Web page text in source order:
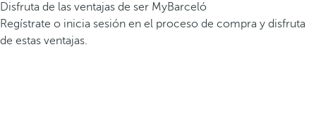
Disfruta de las ventajas de ser MyBarceló
Regístrate o inicia sesión en el proceso de compra y disfruta
de estas ventajas.